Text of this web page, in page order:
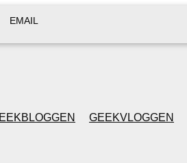
EMAIL
GEEKVLOGGEN